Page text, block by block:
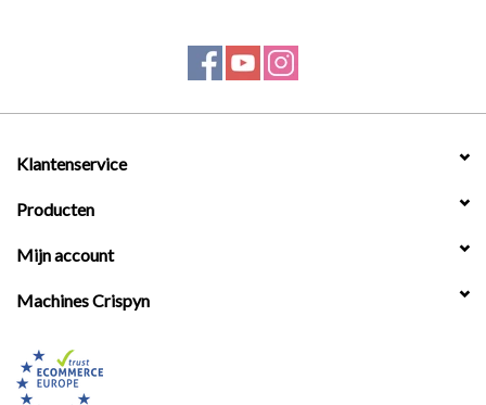
Klantenservice
Producten
Mijn account
Machines Crispyn